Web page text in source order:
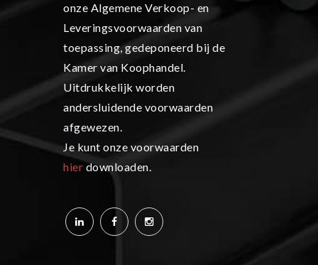
onze Algemene Verkoop- en
Leveringsvoorwaarden van
toepassing, gedeponeerd bij de
Kamer van Koophandel.
Uitdrukkelijk worden
andersluidende voorwaarden
afgewezen.
Je kunt onze voorwaarden
hier downloaden.